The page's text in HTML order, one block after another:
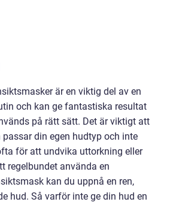
är en viktig del av en
och kan ge fantastiska resultat
på rätt sätt. Det är viktigt att
din egen hudtyp och inte
för att undvika uttorkning eller
regelbundet använda en
kan du uppnå en ren,
hud. Så varför inte ge din hud en